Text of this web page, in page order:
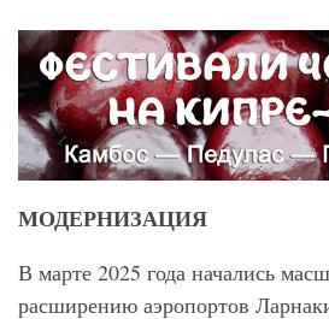
МОДЕРНИЗАЦИЯ
В марте 2025 года начались
расширению аэропортов